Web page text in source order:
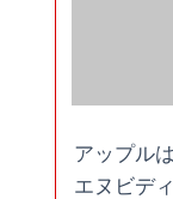
アップル
エヌビデ